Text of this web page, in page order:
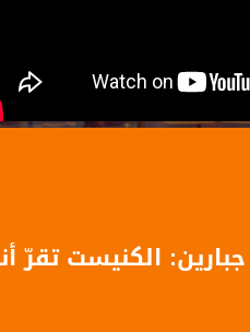
الكنيست تقرّ